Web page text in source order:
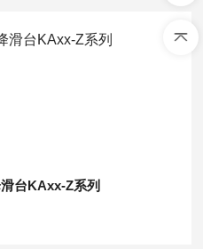
台KAxx-Z系列